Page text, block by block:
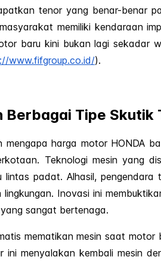
tenor yang benar-benar
memiliki kendaraan
baru kini bukan lagi sekadar
www.fifgroup.co.id/).
Berbagai Tipe Skutik
mengapa harga motor HONDA
Teknologi mesin yang
lintas padat. Alhasil,
Inovasi ini
sangat bertenaga.
mematikan mesin saat motor
ini menyalakan kembali mesin